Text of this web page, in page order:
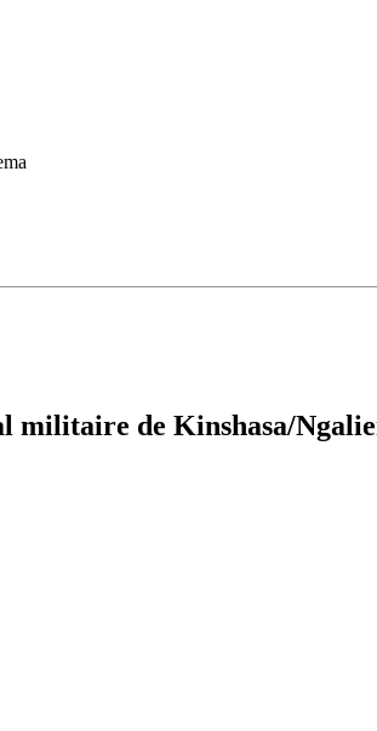
militaire de Kinshasa/